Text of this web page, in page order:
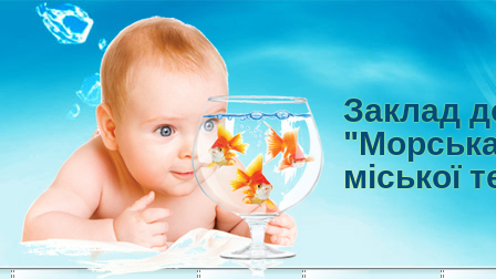
Заклад
міської